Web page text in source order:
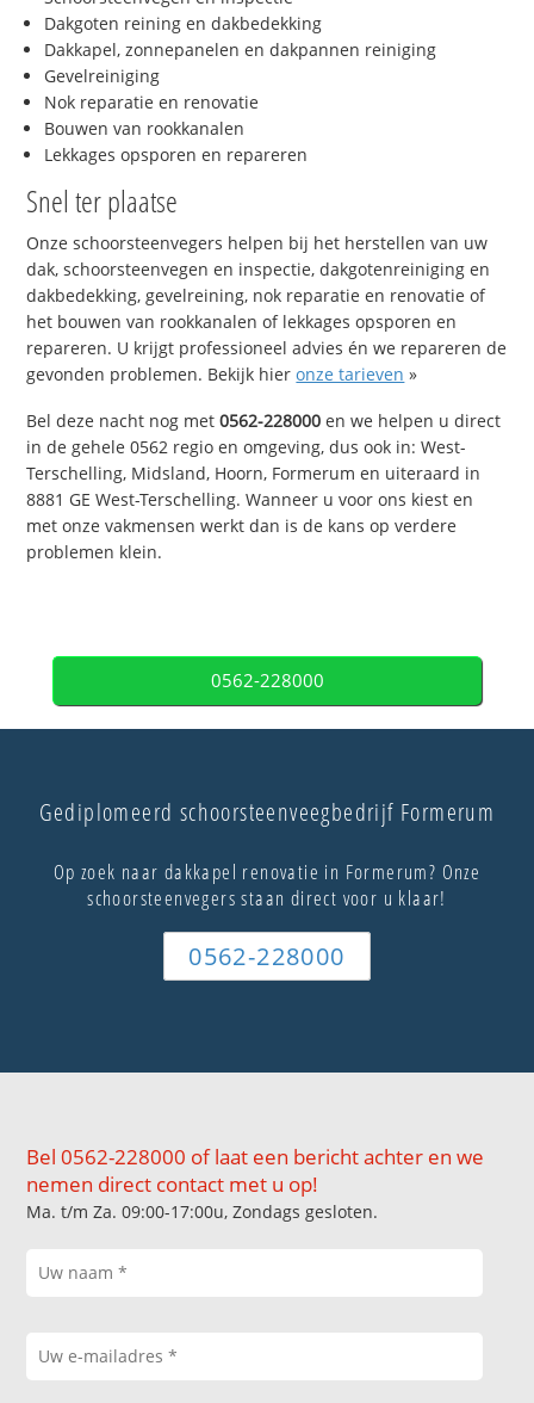
Dakgoten reining en dakbedekking
Dakkapel, zonnepanelen en dakpannen reiniging
Gevelreiniging
Nok reparatie en renovatie
Bouwen van rookkanalen
Lekkages opsporen en repareren
Snel ter plaatse
Onze schoorsteenvegers helpen bij het herstellen van uw
dak, schoorsteenvegen en inspectie, dakgotenreiniging en
dakbedekking, gevelreining, nok reparatie en renovatie of
het bouwen van rookkanalen of lekkages opsporen en
repareren. U krijgt professioneel advies én we repareren de
gevonden problemen. Bekijk hieronze tarieven »
Bel deze nacht nog met0562-228000 en we helpen u direct
in de gehele 0562 regio en omgeving, dus ook in: West-
Terschelling, Midsland, Hoorn, Formerum en uiteraard in
8881 GE West-Terschelling. Wanneer u voor ons kiest en
met onze vakmensen werkt dan is de kans op verdere
problemen klein.
0562-228000
Gediplomeerd schoorsteenveegbedrijf Formerum
Op zoek naar dakkapel renovatie in Formerum? Onze
schoorsteenvegers staan direct voor u klaar!
0562-228000
Bel 0562-228000 of laat een bericht achter en we
nemen direct contact met u op!
Ma. t/m Za. 09:00-17:00u, Zondags gesloten.